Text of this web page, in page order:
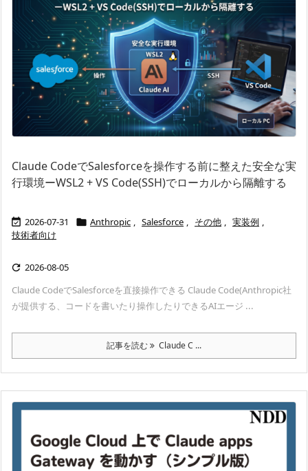
Claude CodeでSalesforceを操作する前に整えた安全な実
行環境ーWSL2 + VS Code(SSH)でローカルから隔離する
 2026-07-31  Anthropic , Salesforce , その他 , 実装例 ,
技術者向け
 2026-08-05
Claude CodeでSalesforceを直接操作できる Claude Code(Anthropic社
が提供する、コードを書いたり操作したりできるAIエージ ...
記事を読む Claude C ...